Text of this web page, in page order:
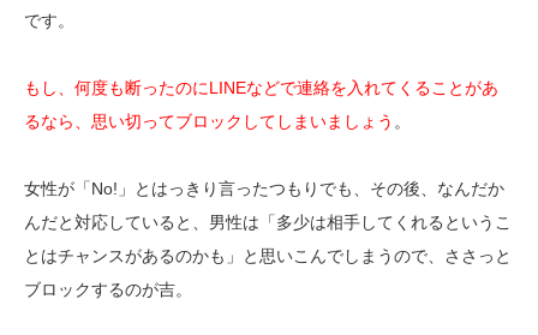
です。
もし、何度も断ったのにLINEなどで連絡を入れてくることがあ
るなら、思い切ってブロックしてしまいましょう 。
女性が「No!」とはっきり言ったつもりでも、その後、なんだか
んだと対応していると、男性は「多少は相手してくれるというこ
とはチャンスがあるのかも」と思いこんでしまうので、ささっと
ブロックするのが吉。